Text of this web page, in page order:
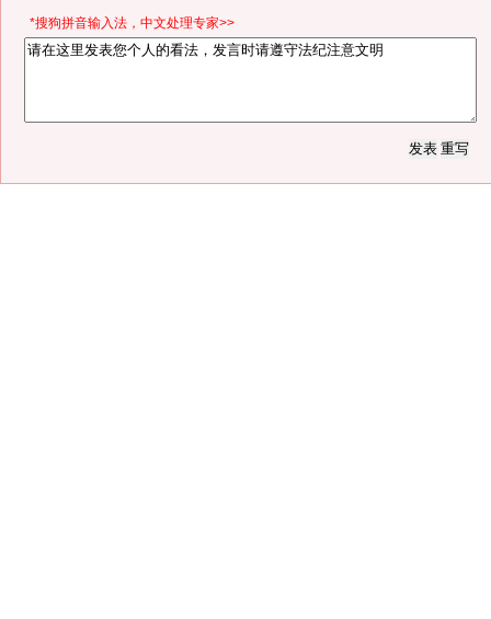
*搜狗拼音输入法，中文处理专家>>